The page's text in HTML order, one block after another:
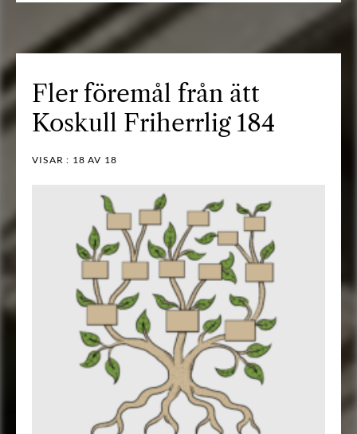
Fler föremål från ätt
Koskull Friherrlig 184
VISAR : 18 AV 18